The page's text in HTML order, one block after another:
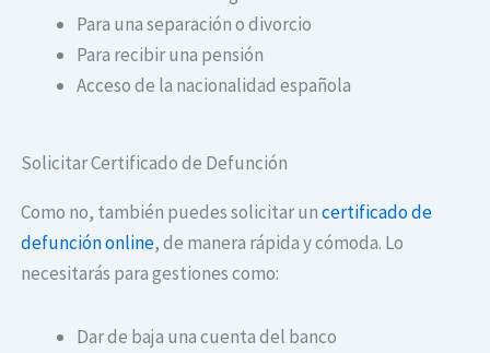
Para una separación o divorcio
Para recibir una pensión
Acceso de la nacionalidad española
Solicitar Certificado de Defunción
Como no, también puedes solicitar uncertificado de
defunción online, de manera rápida y cómoda. Lo
necesitarás para gestiones como:
Dar de baja una cuenta del banco